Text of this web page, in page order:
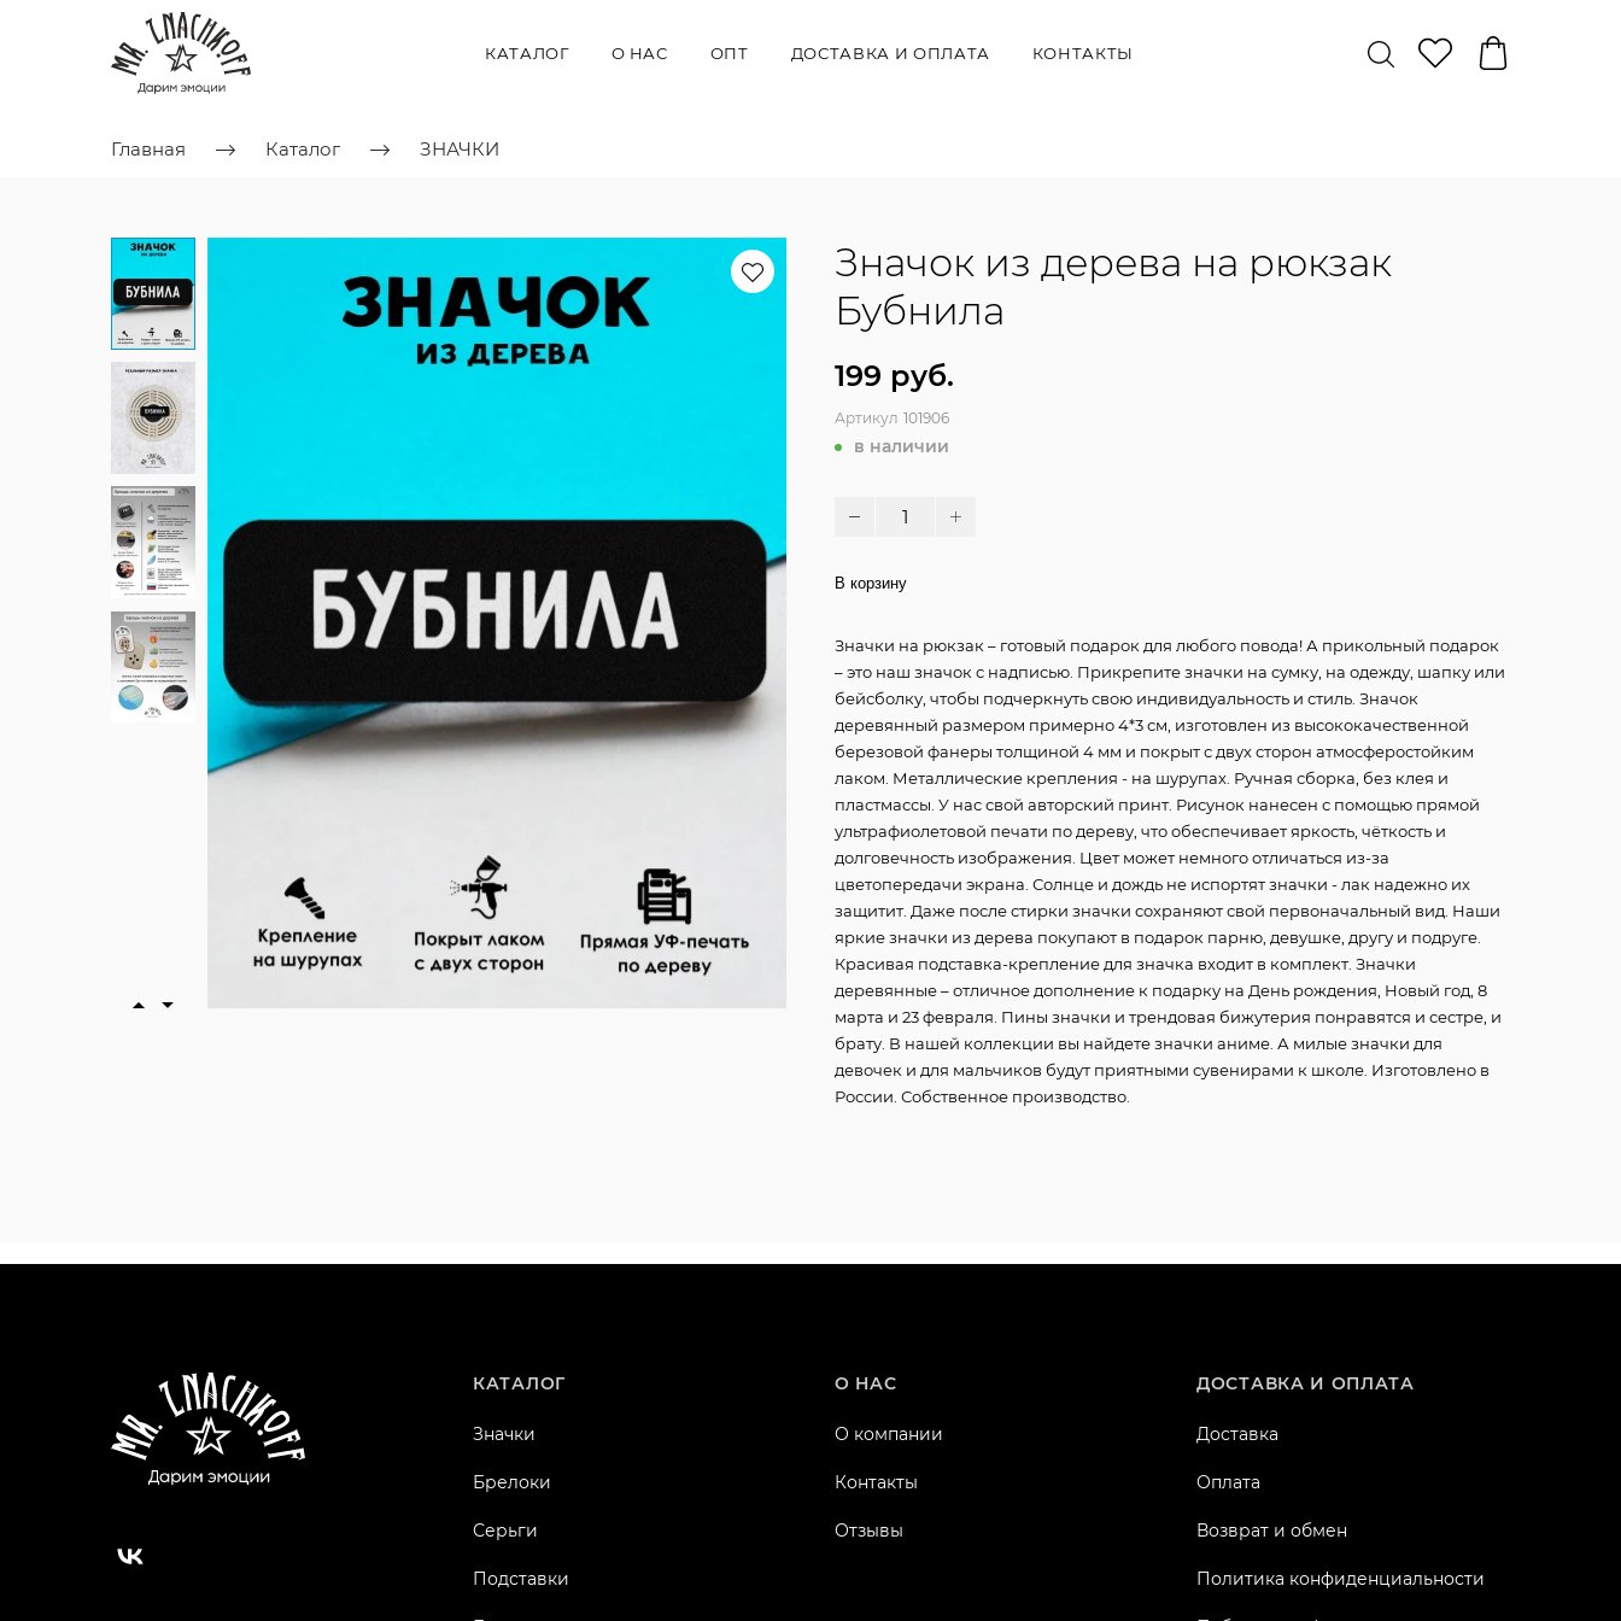
КАТАЛОГ О НАС ОПТ ДОСТАВКА И ОПЛАТА КОНТАКТЫ
Главная Каталог ЗНАЧКИ
Значок из дерева на рюкзак
Бубнила
199 руб.
Артикул 101906
в наличии
В корзину
Значки на рюкзак – готовый подарок для любого повода! А прикольный подарок
– это наш значок с надписью. Прикрепите значки на сумку, на одежду, шапку или
бейсболку, чтобы подчеркнуть свою индивидуальность и стиль. Значок
деревянный размером примерно 4*3 см, изготовлен из высококачественной
березовой фанеры толщиной 4 мм и покрыт с двух сторон атмосферостойким
лаком. Металлические крепления - на шурупах. Ручная сборка, без клея и
пластмассы. У нас свой авторский принт. Рисунок нанесен с помощью прямой
ультрафиолетовой печати по дереву, что обеспечивает яркость, чёткость и
долговечность изображения. Цвет может немного отличаться из-за
цветопередачи экрана. Солнце и дождь не испортят значки - лак надежно их
защитит. Даже после стирки значки сохраняют свой первоначальный вид. Наши
яркие значки из дерева покупают в подарок парню, девушке, другу и подруге.
Красивая подставка-крепление для значка входит в комплект. Значки
деревянные – отличное дополнение к подарку на День рождения, Новый год, 8
марта и 23 февраля. Пины значки и трендовая бижутерия понравятся и сестре, и
брату. В нашей коллекции вы найдете значки аниме. А милые значки для
девочек и для мальчиков будут приятными сувенирами к школе. Изготовлено в
России. Собственное производство.
КАТАЛОГ
Значки
Брелоки
Серьги
Подставки
О НАС
О компании
Контакты
Отзывы
ДОСТАВКА И ОПЛАТА
Доставка
Оплата
Возврат и обмен
Политика конфиденциальности